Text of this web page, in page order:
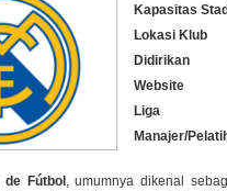
Kapasitas
Lokasi Klub
Didirikan
Website
Liga
Manajer/
de Fútbol, umumnya dikenal